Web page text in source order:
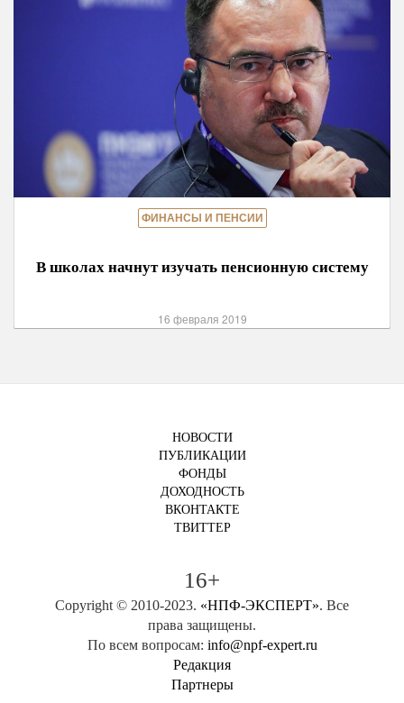
ФИНАНСЫ И ПЕНСИИ
В школах начнут изучать пенсионную систему
16 февраля 2019
НОВОСТИ
ПУБЛИКАЦИИ
ФОНДЫ
ДОХОДНОСТЬ
ВКОНТАКТЕ
ТВИТТЕР
16+
Copyright © 2010-2023. «НПФ-ЭКСПЕРТ». Все
права защищены.
По всем вопросам: info@npf-expert.ru
Редакция
Партнеры